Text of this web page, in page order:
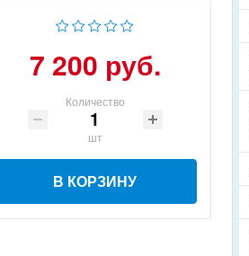
7 200 руб.
Количество
шт
В КОРЗИНУ